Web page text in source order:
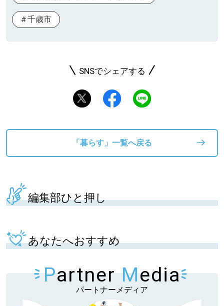
千歳市
SNSでシェアする
「暮らす」一覧へ戻る
編集部ひと押し
あなたへおすすめ
Partner Media
パートナーメディア